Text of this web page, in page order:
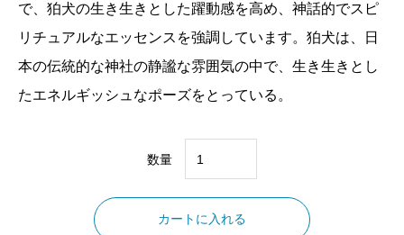
で、狛犬の生き生きとした躍動感を高め、神話的でスピ
リチュアルなエッセンスを強調しています。狛犬は、日
本の伝統的な神社の静謐な雰囲気の中で、生き生きとし
たエネルギッシュなポーズをとっている。
数量
前
を
カートに入れる